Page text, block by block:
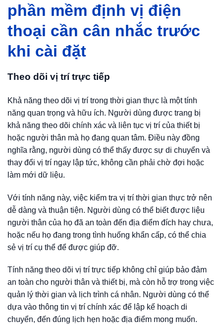
phần mềm định vị điện
thoại cần cân nhắc trước
khi cài đặt
Theo dõi vị trí trực tiếp
Khả năng theo dõi vị trí trong thời gian thực là một tính
năng quan trọng và hữu ích. Người dùng được trang bị
khả năng theo dõi chính xác và liên tục vị trí của thiết bị
hoặc người thân mà họ đang quan tâm. Điều này đồng
nghĩa rằng, người dùng có thể thấy được sự di chuyển và
thay đổi vị trí ngay lập tức, không cần phải chờ đợi hoặc
làm mới dữ liệu.
Với tính năng này, việc kiểm tra vị trí thời gian thực trở nên
dễ dàng và thuận tiện. Người dùng có thể biết được liệu
người thân của họ đã an toàn đến địa điểm đích hay chưa,
hoặc nếu họ đang trong tình huống khẩn cấp, có thể chia
sẻ vị trí cụ thể để được giúp đỡ.
Tính năng theo dõi vị trí trực tiếp không chỉ giúp bảo đảm
an toàn cho người thân và thiết bị, mà còn hỗ trợ trong việc
quản lý thời gian và lịch trình cá nhân. Người dùng có thể
dựa vào thông tin vị trí chính xác để lập kế hoạch di
chuyển, đến đúng lịch hẹn hoặc địa điểm mong muốn.